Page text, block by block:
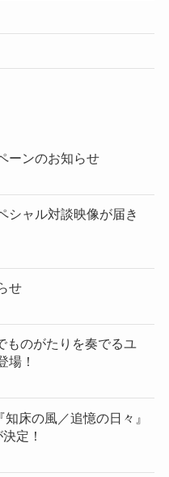
ーンのお知らせ
シャル対談映像が届き
せ
ものがたりを奏でるユ
場！
床の風／追憶の日々』
定！